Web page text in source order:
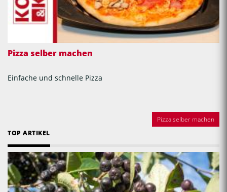
Pizza selber machen
Einfache und schnelle Pizza
Pizza selber machen
TOP ARTIKEL